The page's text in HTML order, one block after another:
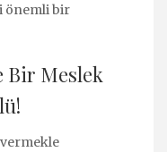
önemli bir
Bir Meslek